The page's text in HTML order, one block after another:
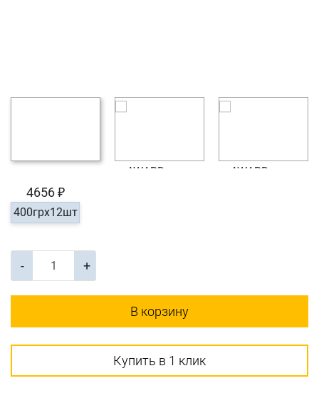
4656 ₽
400грх12шт
- +
В корзину
Купить в 1 клик